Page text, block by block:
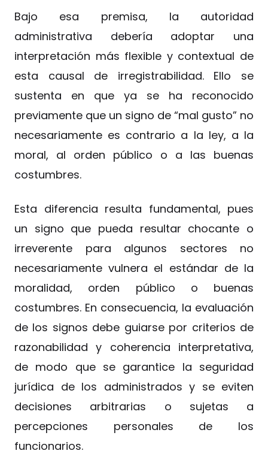
Bajo esa premisa, la autoridad
administrativa debería adoptar una
interpretación más flexible y contextual de
esta causal de irregistrabilidad. Ello se
sustenta en que ya se ha reconocido
previamente que un signo de “mal gusto” no
necesariamente es contrario a la ley, a la
moral, al orden público o a las buenas
costumbres.
Esta diferencia resulta fundamental, pues
un signo que pueda resultar chocante o
irreverente para algunos sectores no
necesariamente vulnera el estándar de la
moralidad, orden público o buenas
costumbres. En consecuencia, la evaluación
de los signos debe guiarse por criterios de
razonabilidad y coherencia interpretativa,
de modo que se garantice la seguridad
jurídica de los administrados y se eviten
decisiones arbitrarias o sujetas a
percepciones personales de los
funcionarios.